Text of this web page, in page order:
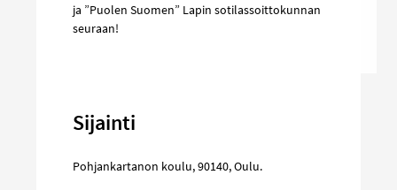
ja ”Puolen Suomen” Lapin sotilassoittokunnan
seuraan!
Sijainti
Pohjankartanon koulu,90140,Oulu.